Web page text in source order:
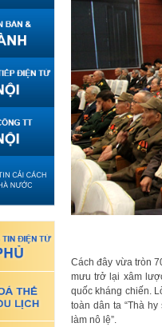
Cách đây vừa tròn
mưu trở lại xâm
quốc kháng chiến.
toàn dân ta “Thà
làm nô lệ”.